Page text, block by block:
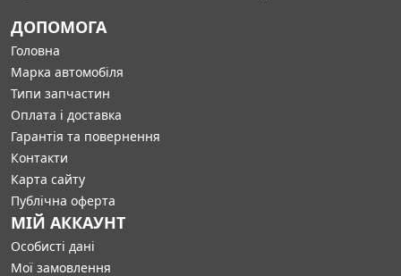
ДОПОМОГА
Головна
Марка автомобіля
Типи запчастин
Оплата і доставка
Гарантія та повернення
Контакти
Карта сайту
Публічна оферта
МІЙ АККАУНТ
Особисті дані
Мої замовлення